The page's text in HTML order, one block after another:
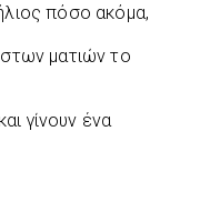
πόσο ακόμα,
ματιών το
γίνουν ένα